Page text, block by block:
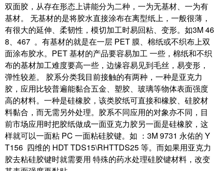
双面胶，从存在形态上讲能分为二种，一为无基材、一为有
基材。 无基材的是将胶水直接涂布在离型纸上，一般很薄，
有很大的延伸、柔韧性，模切加工时易回粘、变形。如3M 46
8、467 。有基材的就是在一层 PET 膜、棉纸或不织布上双
面涂布胶水。PET 基材的产品要容易加工 一些，棉纸和不织
布的基材加工难度要高一些，边缘容易见到毛丝，易变形，
弹性较差。 胶系分类我目前接触的有两种，一种是亚克力
胶，应用比较普遍能黏合五金、塑胶、玻璃等物体表面强度
高的材料。一种是硅橡胶，该类胶纸可直接和橡胶、硅胶材
料黏合，而无需另外处理。胶系不同应用的对象亦不同，目
前市场应用时把胶纸做成一面亚克力胶另一面是硅橡胶，这
样就可以一面粘 PC 一面粘硅胶键。如 ：3M 9731 永佑的 Y
T156 四维的 HDT TDS15\RHTTDS25 等。而如果用亚克力
胶去粘硅胶键时就需要用 特殊的药水处理硅胶键材料，改变